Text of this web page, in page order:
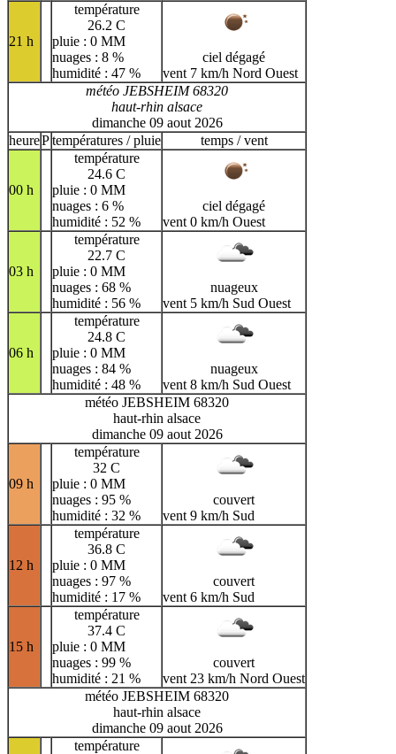
21 h
température
26.2 C
pluie : 0 MM
nuages : 8 %
humidité : 47 %
ciel dégagé
vent 7 km/h Nord Ouest
météo JEBSHEIM 68320
haut-rhin alsace
dimanche 09 aout 2026
heurePtempératures / pluie temps / vent
00 h
température
24.6 C
pluie : 0 MM
nuages : 6 %
humidité : 52 %
ciel dégagé
vent 0 km/h Ouest
03 h
température
22.7 C
pluie : 0 MM
nuages : 68 %
humidité : 56 %
nuageux
vent 5 km/h Sud Ouest
06 h
température
24.8 C
pluie : 0 MM
nuages : 84 %
humidité : 48 %
nuageux
vent 8 km/h Sud Ouest
météo JEBSHEIM 68320
haut-rhin alsace
dimanche 09 aout 2026
09 h
température
32 C
pluie : 0 MM
nuages : 95 %
humidité : 32 %
couvert
vent 9 km/h Sud
12 h
température
36.8 C
pluie : 0 MM
nuages : 97 %
humidité : 17 %
couvert
vent 6 km/h Sud
15 h
température
37.4 C
pluie : 0 MM
nuages : 99 %
humidité : 21 %
couvert
vent 23 km/h Nord Ouest
météo JEBSHEIM 68320
haut-rhin alsace
dimanche 09 aout 2026
température